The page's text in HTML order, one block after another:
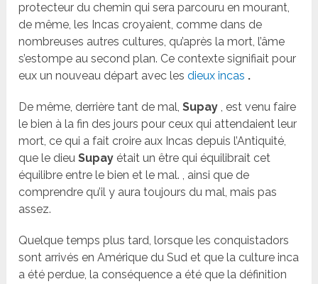
protecteur du chemin qui sera parcouru en mourant,
de même, les Incas croyaient, comme dans de
nombreuses autres cultures, qu’après la mort, l’âme
s’estompe au second plan. Ce contexte signifiait pour
eux un nouveau départ avec lesdieux incas .
De même, derrière tant de mal,Supay , est venu faire
le bien à la fin des jours pour ceux qui attendaient leur
mort, ce qui a fait croire aux Incas depuis l’Antiquité,
que le dieuSupay était un être qui équilibrait cet
équilibre entre le bien et le mal. , ainsi que de
comprendre qu’il y aura toujours du mal, mais pas
assez.
Quelque temps plus tard, lorsque les conquistadors
sont arrivés en Amérique du Sud et que la culture inca
a été perdue, la conséquence a été que la définition